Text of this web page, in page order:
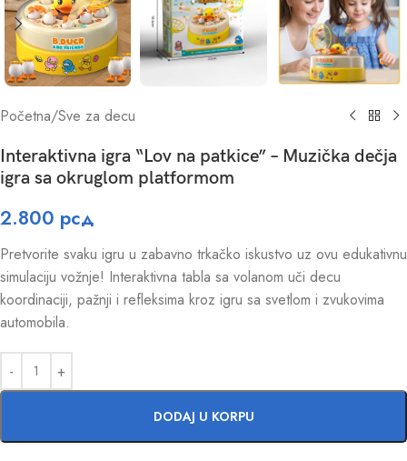
Početna/Sve za decu
Interaktivna igra “Lov na patkice” – Muzička dečja
igra sa okruglom platformom
2.800 рсд
Pretvorite svaku igru u zabavno trkačko iskustvo uz ovu edukativnu
simulaciju vožnje! Interaktivna tabla sa volanom uči decu
koordinaciji, pažnji i refleksima kroz igru sa svetlom i zvukovima
automobila.
DODAJ U KORPU